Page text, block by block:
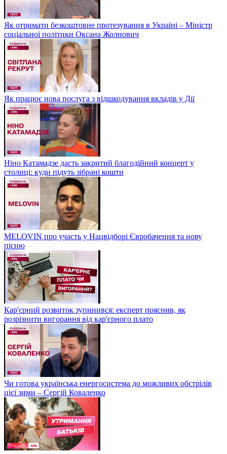
Як отримати безкоштовне протезування в Україні – Міністр
соціальної політики Оксана Жолнович
Як працює нова послуга з відшкодування вкладів у Дії
Ніно Катамадзе дасть закритий благодійний концерт у
столиці: куди підуть зібрані кошти
MELOVIN про участь у Нацвідборі Євробачення та нову
пісню
Кар'єрний розвиток зупинився: експерт пояснив, як
розрізнити вигорання від кар'єрного плато
Чи готова українська енергосистема до можливих обстрілів
цієї зими – Сергій Коваленко